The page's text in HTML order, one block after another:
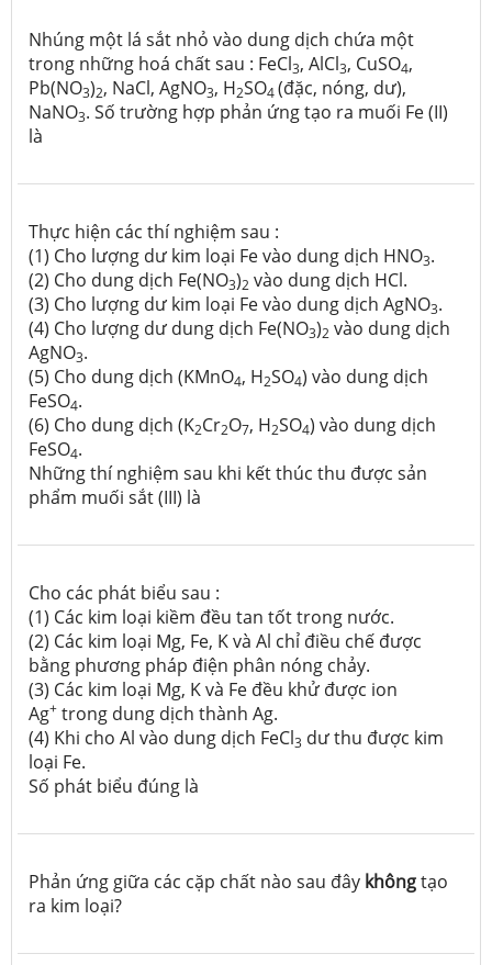
Nhúng một lá sắt nhỏ vào dung dịch chứa một
trong những hoá chất sau : FeCl3, AlCl3, CuSO4,
Pb(NO3)2, NaCl, AgNO3, H2SO4(đặc, nóng, dư),
NaNO3. Số trường hợp phản ứng tạo ra muối Fe (II)
là
Thực hiện các thí nghiệm sau :
(1) Cho lượng dư kim loại Fe vào dung dịch HNO3.
(2) Cho dung dịch Fe(NO3)2 vào dung dịch HCl.
(3) Cho lượng dư kim loại Fe vào dung dịch AgNO3.
(4) Cho lượng dư dung dịch Fe(NO3)2 vào dung dịch
AgNO3.
(5) Cho dung dịch (KMnO4, H2SO4) vào dung dịch
FeSO4.
(6) Cho dung dịch (K2Cr2O7, H2SO4) vào dung dịch
FeSO4.
Những thí nghiệm sau khi kết thúc thu được sản
phẩm muối sắt (III) là
Cho các phát biểu sau :
(1) Các kim loại kiềm đều tan tốt trong nước.
(2) Các kim loại Mg, Fe, K và Al chỉ điều chế được
bằng phương pháp điện phân nóng chảy.
(3) Các kim loại Mg, K và Fe đều khử được ion
Ag+ trong dung dịch thành Ag.
(4) Khi cho Al vào dung dịch FeCl3 dư thu được kim
loại Fe.
Số phát biểu đúng là
Phản ứng giữa các cặp chất nào sau đây khôngtạo
ra kim loại?